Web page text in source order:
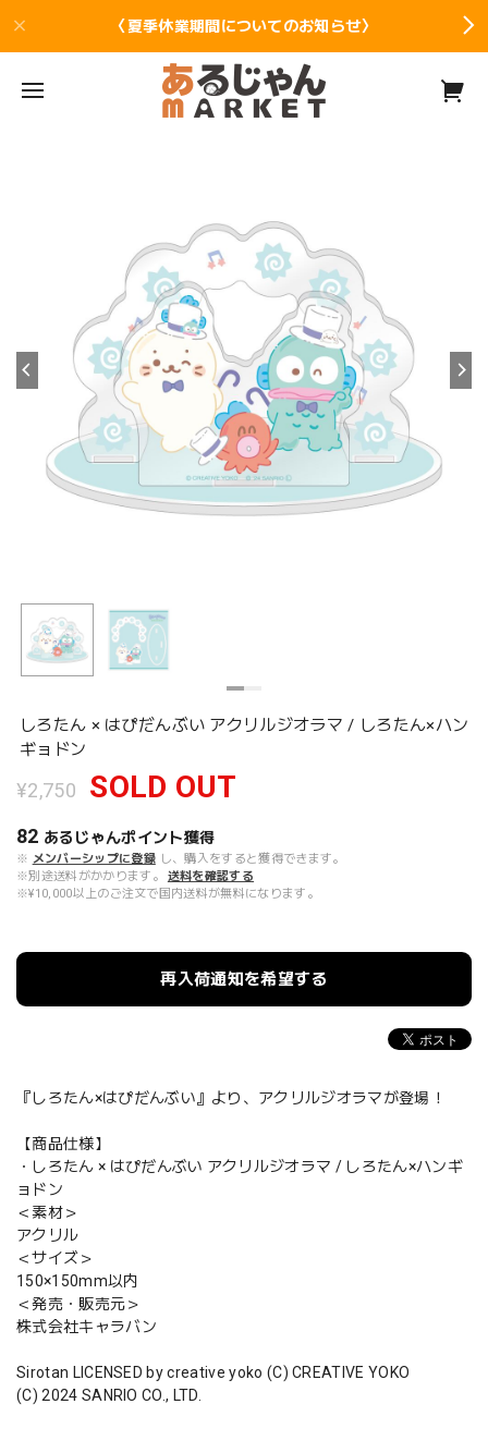
〈夏季休業期間についてのお知らせ〉
しろたん × はぴだんぶい アクリルジオラマ / しろたん×ハン
ギョドン
¥2,750 SOLD OUT
82 あるじゃんポイント獲得
※ メンバーシップに登録 し、購入をすると獲得できます。
※別途送料がかかります。
送料を確認する
※¥10,000以上のご注文で国内送料が無料になります。
再入荷通知を希望する
『しろたん×はぴだんぶい』より、アクリルジオラマが登場！
【商品仕様】
・しろたん × はぴだんぶい アクリルジオラマ / しろたん×ハンギ
ョドン
＜素材＞
アクリル
＜サイズ＞
150×150mm以内
＜発売・販売元＞
株式会社キャラバン
Sirotan LICENSED by creative yoko (C) CREATIVE YOKO
(C) 2024 SANRIO CO., LTD.